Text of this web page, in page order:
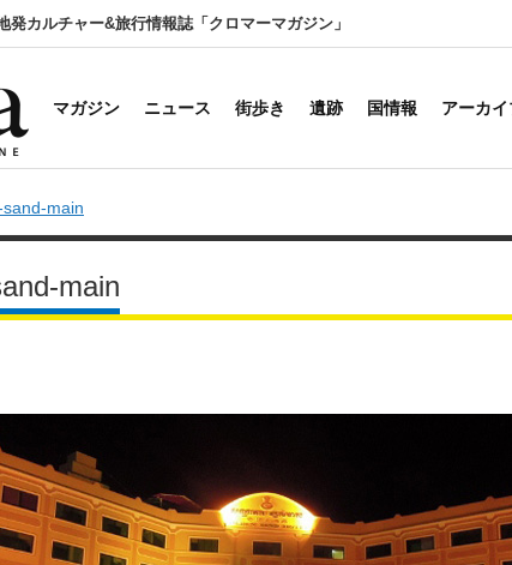
カルチャー&旅行情報誌「クロマーマガジン」
マガジン ニュース 街歩き 遺跡 国情報 アーカイ
main
main